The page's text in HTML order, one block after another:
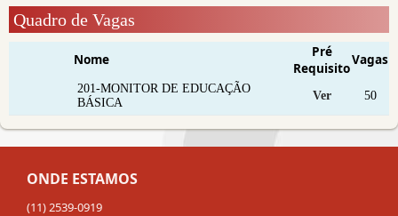
Quadro de Vagas
Nome
Pré
Requisito
Vagas
201-MONITOR DE EDUCAÇÃO
BÁSICA
Ver 50
ONDE ESTAMOS
(11) 2539-0919